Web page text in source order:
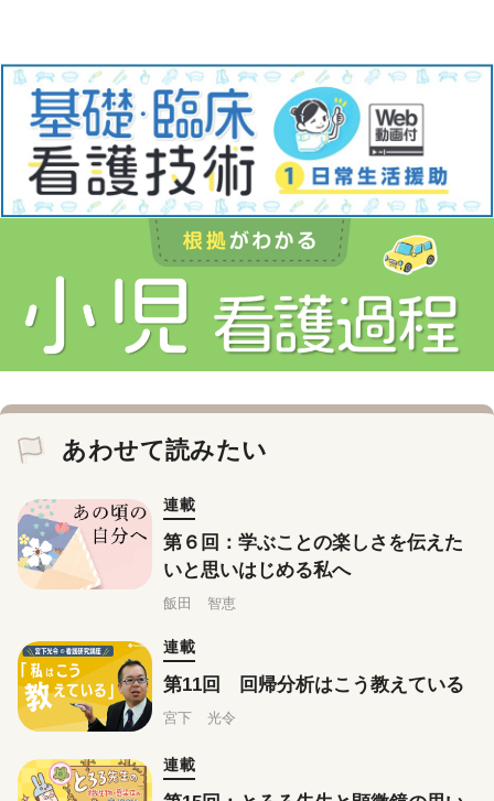
あわせて読みたい
連載
第６回：学ぶことの楽しさを伝えた
いと思いはじめる私へ
飯田 智恵
連載
第11回 回帰分析はこう教えている
宮下 光令
連載